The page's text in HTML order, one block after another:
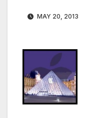
MAY 20, 2013